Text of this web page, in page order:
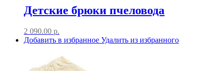
Детские брюки пчеловода
2 090.00 р.
Добавить в избранное Удалить из избранного